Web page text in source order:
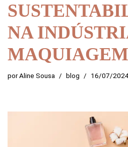
NA
MAQUIAGEM
porAline Sousa blog 16/07/